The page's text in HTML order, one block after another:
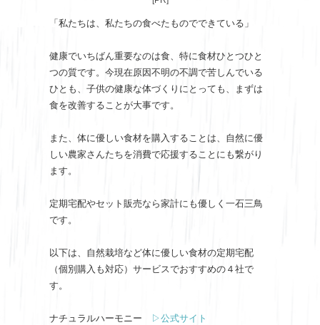
「私たちは、私たちの食べたものでできている」
健康でいちばん重要なのは食、特に食材ひとつひと
つの質です。今現在原因不明の不調で苦しんでいる
ひとも、子供の健康な体づくりにとっても、まずは
食を改善することが大事です。
また、体に優しい食材を購入することは、自然に優
しい農家さんたちを消費で応援することにも繋がり
ます。
定期宅配やセット販売なら家計にも優しく一石三鳥
です。
以下は、自然栽培など体に優しい食材の定期宅配
（個別購入も対応）サービスでおすすめの４社で
す。
ナチュラルハーモニー ▷公式サイト